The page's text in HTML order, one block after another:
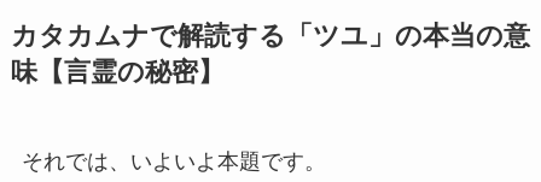
カタカムナで解読する「ツユ」の本当の意
味【言霊の秘密】
それでは、いよいよ本題です。